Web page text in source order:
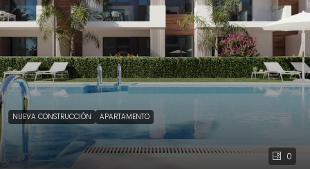
0
NUEVA CONSTRUCCIÓN APARTAMENTO